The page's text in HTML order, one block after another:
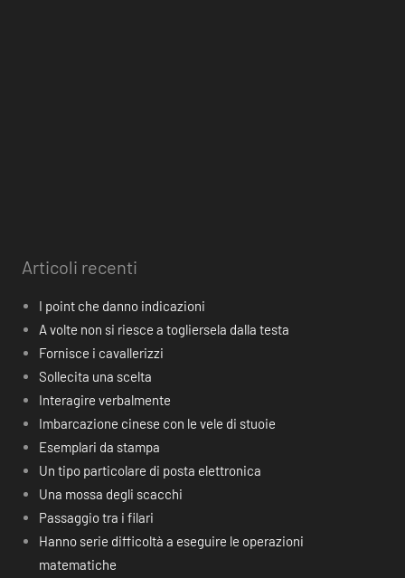
Articoli recenti
I point che danno indicazioni
A volte non si riesce a togliersela dalla testa
Fornisce i cavallerizzi
Sollecita una scelta
Interagire verbalmente
Imbarcazione cinese con le vele di stuoie
Esemplari da stampa
Un tipo particolare di posta elettronica
Una mossa degli scacchi
Passaggio tra i filari
Hanno serie difficoltà a eseguire le operazioni
matematiche